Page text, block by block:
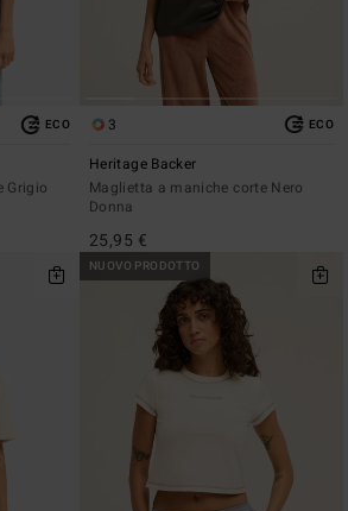
ECO
Grigio
3 ECO
Heritage Backer
Maglietta a maniche corte Nero
Donna
25,95 €
NUOVO PRODOTTO